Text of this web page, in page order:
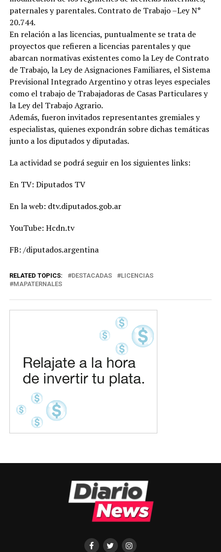
paternales y parentales. Contrato de Trabajo –Ley N°
20.744.
En relación a las licencias, puntualmente se trata de
proyectos que refieren a licencias parentales y que
abarcan normativas existentes como la Ley de Contrato
de Trabajo, la Ley de Asignaciones Familiares, el Sistema
Previsional Integrado Argentino y otras leyes especiales
como el trabajo de Trabajadoras de Casas Particulares y
la Ley del Trabajo Agrario.
Además, fueron invitados representantes gremiales y
especialistas, quienes expondrán sobre dichas temáticas
junto a los diputados y diputadas.
La actividad se podrá seguir en los siguientes links:
En TV: Diputados TV
En la web: dtv.diputados.gob.ar
YouTube: Hcdn.tv
FB: /diputados.argentina
RELATED TOPICS: DESTACADAS
LICENCIAS
MAPATERNALES